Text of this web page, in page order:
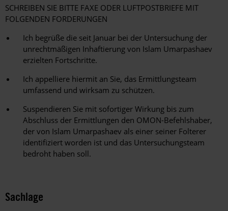
SCHREIBEN SIE BITTE FAXE ODER LUFTPOSTBRIEFE MIT
FOLGENDEN FORDERUNGEN
Ich begrüße die seit Januar bei der Untersuchung der
unrechtmäßigen Inhaftierung von Islam Umarpashaev
erzielten Fortschritte.
Ich appelliere hiermit an Sie, das Ermittlungsteam
umfassend und wirksam zu schützen.
Suspendieren Sie mit sofortiger Wirkung bis zum
Abschluss der Ermittlungen den OMON-Befehlshaber,
der von Islam Umarpashaev als einer seiner Folterer
identifiziert worden ist und das Untersuchungsteam
bedroht haben soll.
Sachlage